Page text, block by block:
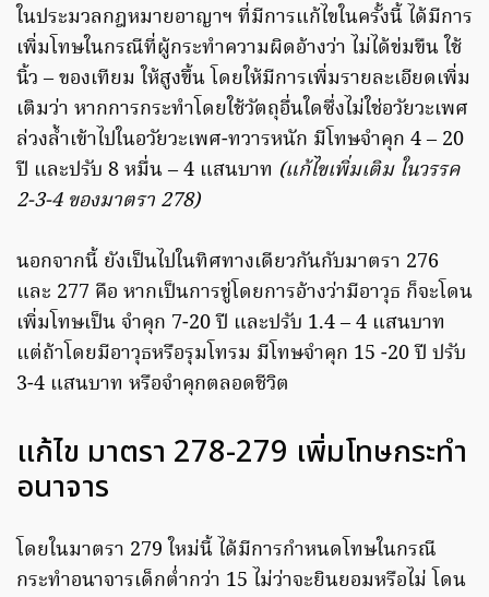
ในประมวลกฎหมายอาญาฯ ที่มีการแก้ไขในครั้งนี้ ได้มีการ
เพิ่มโทษในกรณีที่ผู้กระทำความผิดอ้างว่า ไม่ได้ข่มขืน ใช้
นิ้ว – ของเทียม ให้สูงขึ้น โดยให้มีการเพิ่มรายละเอียดเพิ่ม
เติมว่า หากการกระทำโดยใช้วัตถุอื่นใดซึ่งไม่ใช่อวัยวะเพศ
ล่วงล้ำเข้าไปในอวัยวะเพศ-ทวารหนัก มีโทษจำคุก 4 – 20
ปี และปรับ 8 หมื่น – 4 แสนบาท (แก้ไขเพิ่มเติม ในวรรค
2-3-4 ของมาตรา 278)
นอกจากนี้ ยังเป็นไปในทิศทางเดียวกันกับมาตรา 276
และ 277 คือ หากเป็นการขู่โดยการอ้างว่ามีอาวุธ ก็จะโดน
เพิ่มโทษเป็น จำคุก 7-20 ปี และปรับ 1.4 – 4 แสนบาท
แต่ถ้าโดยมีอาวุธหรือรุมโทรม มีโทษจำคุก 15 -20 ปี ปรับ
3-4 แสนบาท หรือจำคุกตลอดชีวิต
แก้ไข มาตรา 278-279 เพิ่มโทษกระทำ
อนาจาร
โดยในมาตรา 279 ใหม่นี้ ได้มีการกำหนดโทษในกรณี
กระทำอนาจารเด็กต่ำกว่า 15 ไม่ว่าจะยินยอมหรือไม่ โดน